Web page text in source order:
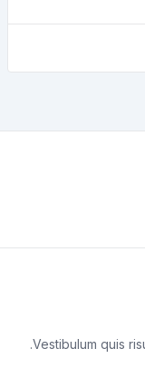
Vestibulum quis